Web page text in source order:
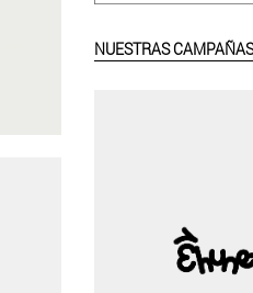
NUESTRAS CAMPAÑAS